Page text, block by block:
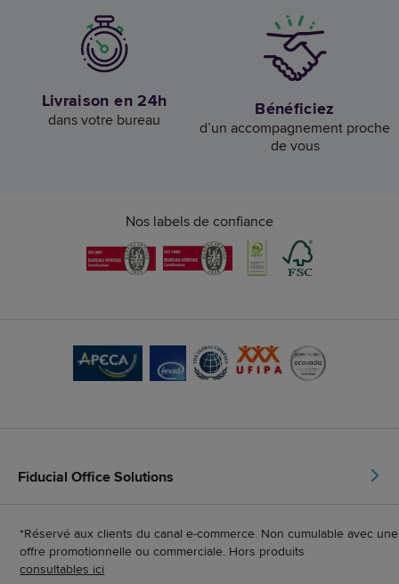
Livraison en 24h
dans votre bureau Bénéficiez
d’un accompagnement proche
de vous
Nos labels de confiance
Fiducial Office Solutions
*Réservé aux clients du canal e-commerce. Non cumulable avec une
offre promotionnelle ou commerciale. Hors produits
consultables ici